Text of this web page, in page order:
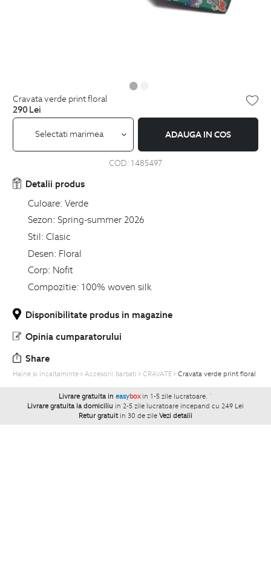
cravata verde print floral
290 Lei
Selectati marimea ADAUGA IN COS
COD: 1485497
Detalii produs
Culoare: Verde
Sezon: Spring-summer 2026
Stil: Clasic
Desen: Floral
Corp: Nofit
Compozitie: 100% woven silk
Disponibilitate produs in magazine
Opinia cumparatorului
Share
Haine si Incaltaminte Accesorii barbati CRAVATE Cravata verde print floral
Livrare gratuita in easybox in 1-5 zile lucratoare. `
Livrare gratuita la domiciliu in 2-5 zile lucratoare incepand cu 249 Lei
Retur gratuit in 30 de zile Vezi detalii